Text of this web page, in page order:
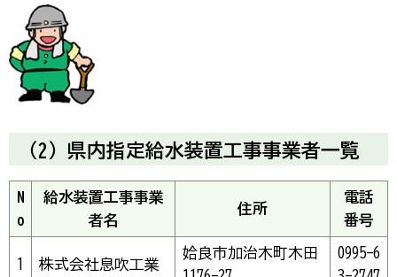
（2）県内指定給水装置工事事業者一覧
N
o
給水装置工事事業
者名
住所
電話
番号
1 株式会社息吹工業
姶良市加治木町木田
0995-6